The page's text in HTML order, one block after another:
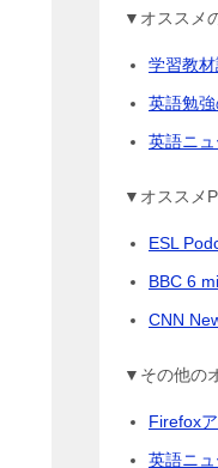
▼オススメ
学習教
英語勉
英語ニュ
▼オススメ
ESL
BBC 6
CNN
▼その他の
Firefox
英語ニ